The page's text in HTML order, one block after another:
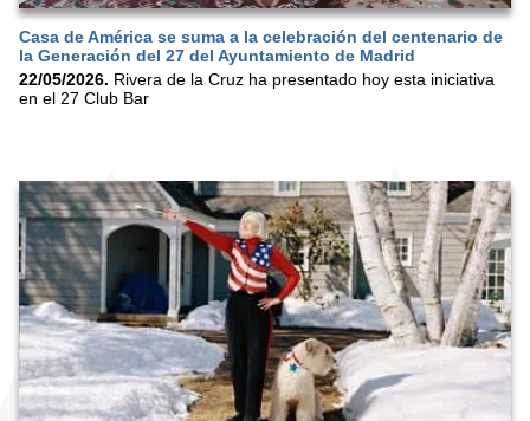
Casa de América se suma a la celebración del centenario de
la Generación del 27 del Ayuntamiento de Madrid
22/05/2026. Rivera de la Cruz ha presentado hoy esta iniciativa
en el 27 Club Bar